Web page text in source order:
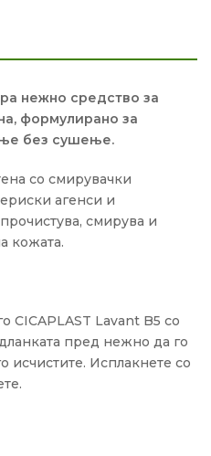
нежно средство за
формулирано за
без сушење.
со смирувачки
агенси и
смирува и
кожата.
CICAPLAST Lavant B5 со
пред нежно да го
исчистите. Исплакнете со